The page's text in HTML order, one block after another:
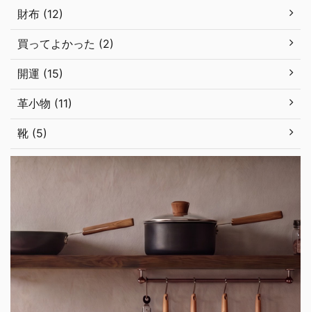
財布 (12)
買ってよかった (2)
開運 (15)
革小物 (11)
靴 (5)